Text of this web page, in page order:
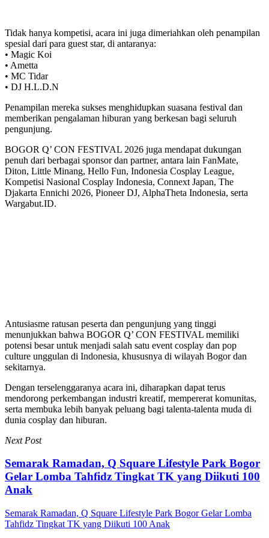
Tidak hanya kompetisi, acara ini juga dimeriahkan oleh penampilan
spesial dari para guest star, di antaranya:
• Magic Koi
• Ametta
• MC Tidar
• DJ H.L.D.N
Penampilan mereka sukses menghidupkan suasana festival dan
memberikan pengalaman hiburan yang berkesan bagi seluruh
pengunjung.
BOGOR Q’ CON FESTIVAL 2026 juga mendapat dukungan
penuh dari berbagai sponsor dan partner, antara lain FanMate,
Diton, Little Minang, Hello Fun, Indonesia Cosplay League,
Kompetisi Nasional Cosplay Indonesia, Connext Japan, The
Djakarta Ennichi 2026, Pioneer DJ, AlphaTheta Indonesia, serta
Wargabut.ID.
Antusiasme ratusan peserta dan pengunjung yang tinggi
menunjukkan bahwa BOGOR Q’ CON FESTIVAL memiliki
potensi besar untuk menjadi salah satu event cosplay dan pop
culture unggulan di Indonesia, khususnya di wilayah Bogor dan
sekitarnya.
Dengan terselenggaranya acara ini, diharapkan dapat terus
mendorong perkembangan industri kreatif, mempererat komunitas,
serta membuka lebih banyak peluang bagi talenta-talenta muda di
dunia cosplay dan hiburan.
Next Post
Semarak Ramadan, Q Square Lifestyle Park Bogor
Gelar Lomba Tahfidz Tingkat TK yang Diikuti 100
Anak
Semarak Ramadan, Q Square Lifestyle Park Bogor Gelar Lomba
Tahfidz Tingkat TK yang Diikuti 100 Anak